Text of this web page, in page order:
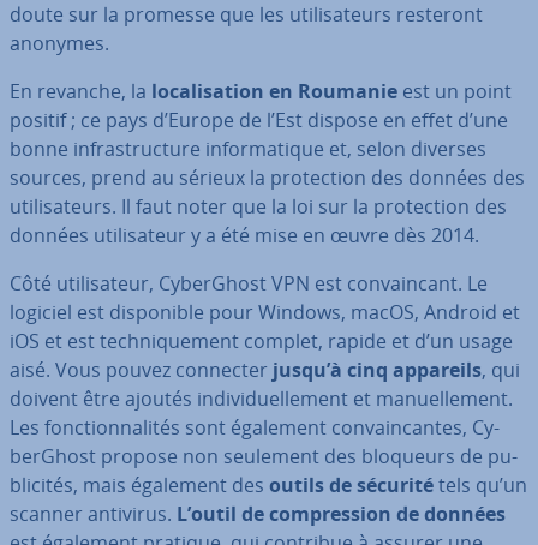
doute sur la promesse que les uti­li­sa­teurs resteront
anonymes.
En revanche, la lo­ca­li­sa­tion en Roumanie est un point
positif ; ce pays d’Europe de l’Est dispose en effet d’une
bonne in­fras­truc­ture in­for­ma­tique et, selon diverses
sources, prend au sérieux la pro­tec­tion des données des
uti­li­sa­teurs. Il faut noter que la loi sur la pro­tec­tion des
données uti­li­sa­teur y a été mise en œuvre dès 2014.
Côté uti­li­sa­teur, Cy­ber­Ghost VPN est con­vain­cant. Le
logiciel est dis­po­nible pour Windows, macOS, Android et
iOS et est tech­ni­que­ment complet, rapide et d’un usage
aisé. Vous pouvez connecter jusqu’à cinq appareils, qui
doivent être ajoutés in­di­vi­duel­le­ment et ma­nuel­le­ment.
Les fonc­tion­na­li­tés sont également con­vain­cantes, Cy­
ber­Ghost propose non seulement des bloqueurs de pu­
bli­ci­tés, mais également des outils de sécuritétels qu’un
scanner antivirus. L’outil de com­pres­sion de données